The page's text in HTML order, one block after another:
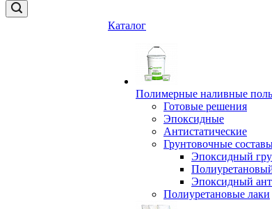
Каталог
Полимерные наливные
Готовые решения
Эпоксидные
Антистатические
Грунтовочные
Эпоксидный
Эпоксидный
Полиуретановые лаки